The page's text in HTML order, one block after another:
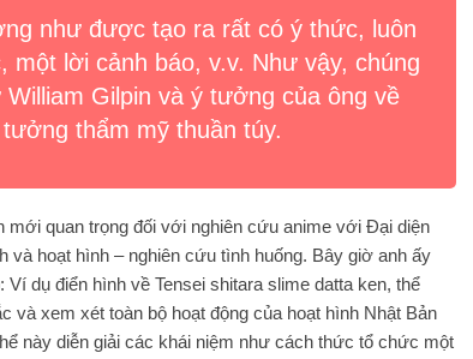
như được tạo ra rất có ý thức, luôn
một lời cảnh báo, v.v. Như vậy, chúng
Gilpin và ý tưởng của ông về
thẩm mỹ thuần túy.
quan trọng đối với nghiên cứu anime với Đại diện
hoạt hình – nghiên cứu tình huống. Bây giờ anh ấy
dụ điển hình về Tensei shitara slime datta ken, thể
và xem xét toàn bộ hoạt động của hoạt hình Nhật Bản
này diễn giải các khái niệm như cách thức tổ chức một